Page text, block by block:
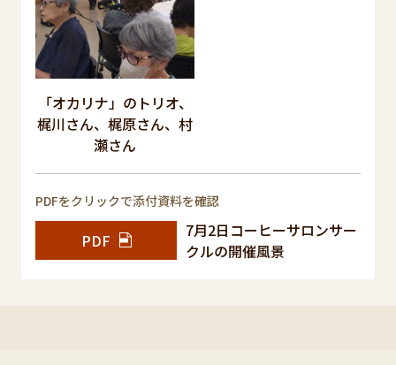
「オカリナ」のトリオ、
梶川さん、梶原さん、村
瀬さん
PDFをクリックで添付資料を確認
PDF
7月2日コーヒーサロンサー
クルの開催風景